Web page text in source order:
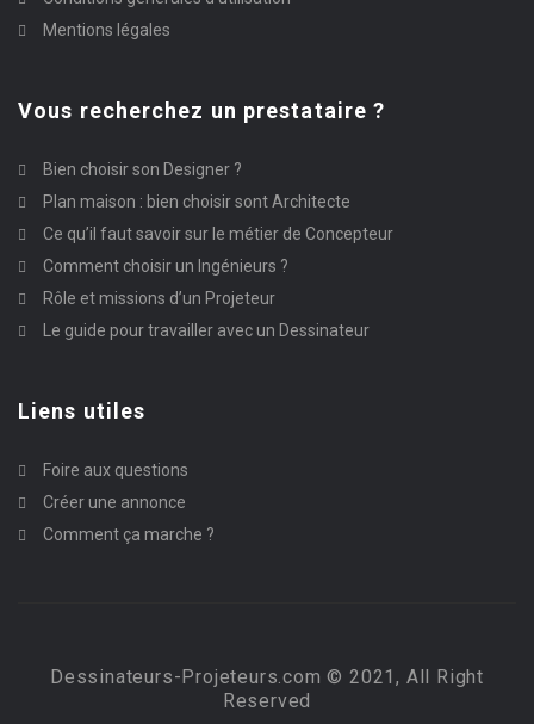
Mentions légales
Vous recherchez un prestataire ?
Bien choisir son Designer ?
Plan maison : bien choisir sont Architecte
Ce qu’il faut savoir sur le métier de Concepteur
Comment choisir un Ingénieurs ?
Rôle et missions d’un Projeteur
Le guide pour travailler avec un Dessinateur
Liens utiles
Foire aux questions
Créer une annonce
Comment ça marche ?
Dessinateurs-Projeteurs.com © 2021, All Right
Reserved